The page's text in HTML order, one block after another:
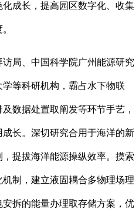
成长，提高园区数字化、收集
局、中国科学院广州能源研究
等科研机构，霸占水下物联
数据处置取阐发等环节手艺，
长。深切研究合用于海洋的新
提拔海洋能源操纵效率。摸索
制，建立液固耦合多物理场理
拆的能量办理取存储方案，优